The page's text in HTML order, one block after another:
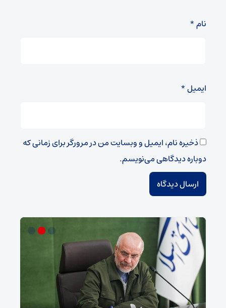
نام*
ایمیل*
ذخیره نام، ایمیل و وبسایت من در مرورگر برای زمانی که
دوباره دیدگاهی می‌نویسم.